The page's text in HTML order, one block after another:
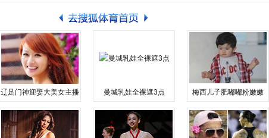
辽足门神迎娶大美女主播 曼城乳娃全裸遮3点 梅西儿子肥嘟嘟粉嫩嫩